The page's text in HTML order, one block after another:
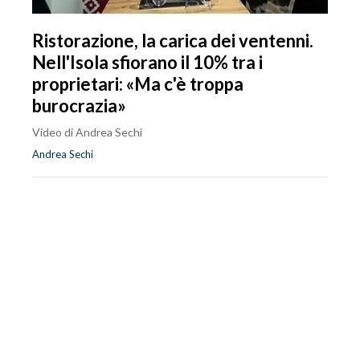
Ristorazione, la carica dei ventenni.
Nell'Isola sfiorano il 10% tra i
proprietari: «Ma c'è troppa
burocrazia»
Video di Andrea Sechi
Andrea Sechi